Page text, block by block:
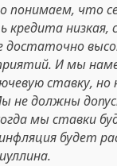
понимаем, что
кредита низкая,
И мы
ставку, но
не должны
мы ставки
будет